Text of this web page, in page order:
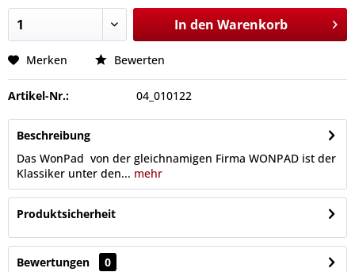
In den Warenkorb
Merken Bewerten
Artikel-Nr.: 04_010122
Beschreibung
Das WonPad von der gleichnamigen Firma WONPAD ist der
Klassiker unter den... mehr
Produktsicherheit
Bewertungen
0